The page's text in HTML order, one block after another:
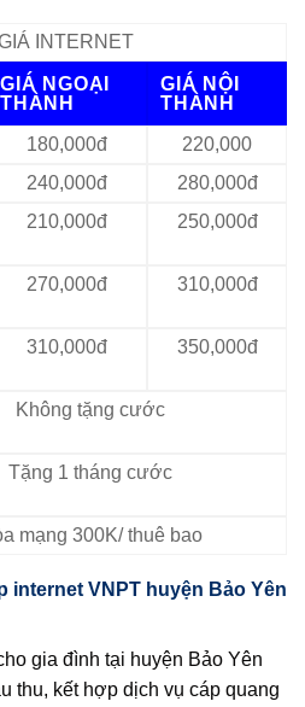
INTERNET
GIÁ NGOẠI
THÀNH
GIÁ NỘI
THÀNH
180,000đ
220,000
240,000đ
280,000đ
210,000đ 250,000đ
270,000đ 310,000đ
310,000đ 350,000đ
Không tặng cước
Tặng 1 tháng cước
mạng 300K/ thuê bao
internet VNPT huyện Bảo Yên
gia đình tại huyện Bảo Yên
thu, kết hợp dịch vụ cáp quang